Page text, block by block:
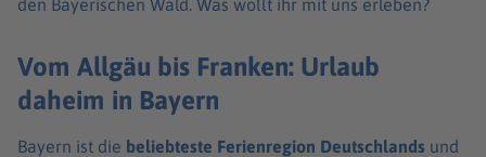
den Bayerischen Wald. Was wollt ihr mit uns erleben?
Vom Allgäu bis Franken: Urlaub
daheim in Bayern
Bayern ist die beliebteste Ferienregion Deutschlands und